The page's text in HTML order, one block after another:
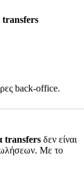
transfers
back-office.
transfers δεν είναι
Με το